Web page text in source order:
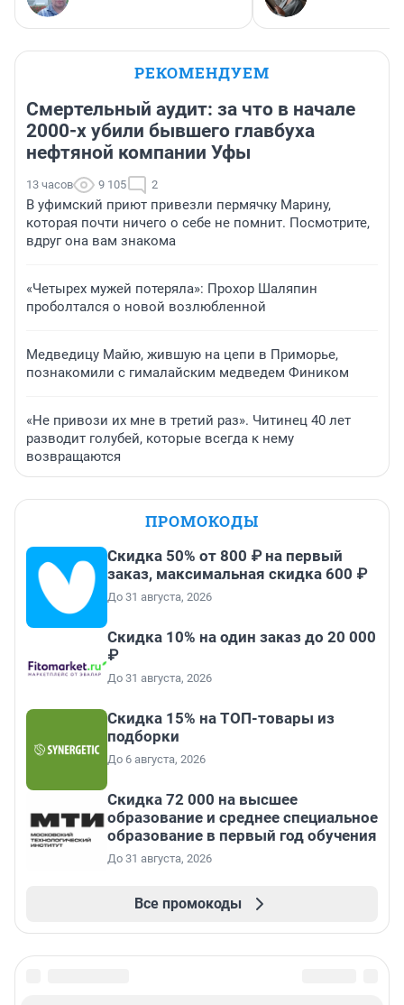
РЕКОМЕНДУЕМ
Смертельный аудит: за что в начале
2000-х убили бывшего главбуха
нефтяной компании Уфы
13 часов 9 105 2
В уфимский приют привезли пермячку Марину,
которая почти ничего о себе не помнит. Посмотрите,
вдруг она вам знакома
«Четырех мужей потеряла»: Прохор Шаляпин
проболтался о новой возлюбленной
Медведицу Майю, жившую на цепи в Приморье,
познакомили с гималайским медведем Фиником
«Не привози их мне в третий раз». Читинец 40 лет
разводит голубей, которые всегда к нему
возвращаются
ПРОМОКОДЫ
Скидка 50% от 800 ₽ на первый
заказ, максимальная скидка 600 ₽
До 31 августа, 2026
Скидка 10% на один заказ до 20 000
₽
До 31 августа, 2026
Скидка 15% на ТОП-товары из
подборки
До 6 августа, 2026
Скидка 72 000 на высшее
образование и среднее специальное
образование в первый год обучения
До 31 августа, 2026
Все промокоды